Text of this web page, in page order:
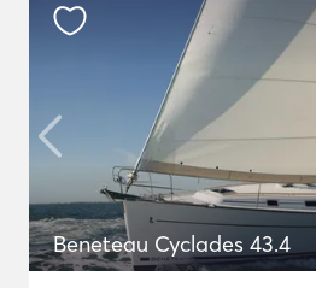
Beneteau Cyclades 43.4